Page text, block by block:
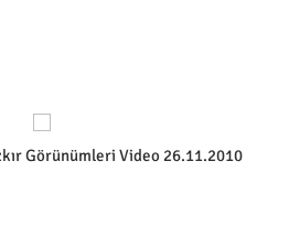
Görünümleri Video 26.11.2010